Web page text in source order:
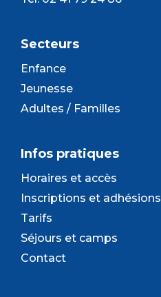
Secteurs
Enfance
Jeunesse
Adultes / Familles
Infos pratiques
Horaires et accès
Inscriptions et adhésions
Tarifs
Séjours et camps
Contact